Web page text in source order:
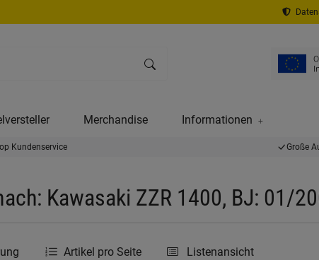
Merchandise Informationen
Kundenservice Große
Kawasaki ZZR 1400, BJ: 01/
Artikel pro Seite Listenansicht